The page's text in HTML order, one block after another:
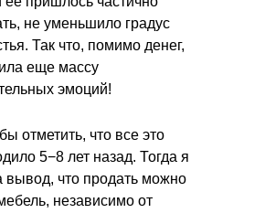
не уменьшило градус
Так что, помимо денег,
еще массу
эмоций!
отметить, что все это
5−8 лет назад. Тогда я
вывод, что продать можно
независимо от